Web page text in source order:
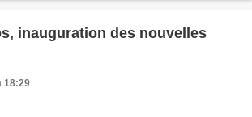
inauguration des nouvelles
18:29